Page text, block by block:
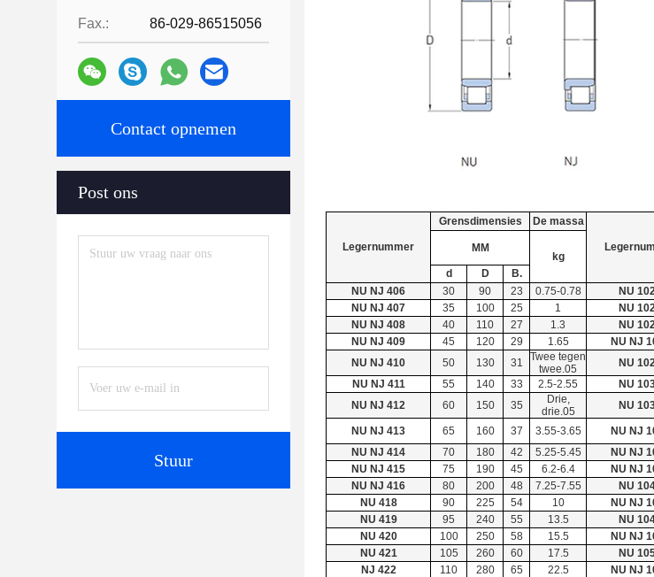
Fax.: 86-029-86515056
Contact opnemen
Post ons
Stuur
Legernummer
Grensdimensies De massa
MM
kg
d
D B.
NU NJ 406
30 90 23 0.75-0.78 NU
NU NJ 407
35 100 25 1 NU
NU NJ 408
40 110 27 1.3 NU
NU NJ 409
45 120 29 1.65 NU NJ
NU NJ 410
50 130 31
Twee tegen
twee.05
NU
NU NJ 411
55 140 33 2.5-2.55 NU
NU NJ 412
60 150 35
Drie,
drie.05
NU
NU NJ 413 65 160 37 3.55-3.65 NU NJ
NU NJ 414
70 180 42 5.25-5.45 NU NJ
NU NJ 415
75 190 45 6.2-6.4 NU NJ
NU NJ 416
80 200 48 7.25-7.55 NU
NU 418
90 225 54 10 NU NJ
NU 419
95 240 55 13.5 NU
NU 420
100 250 58 15.5 NU NJ
NU 421
105 260 60 17.5 NU
NJ 422
110 280 65 22.5 NU NJ